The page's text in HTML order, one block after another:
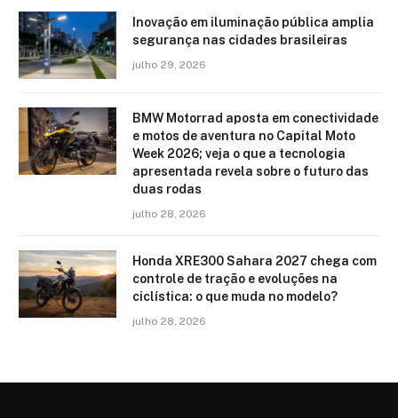
Inovação em iluminação pública amplia
segurança nas cidades brasileiras
julho 29, 2026
BMW Motorrad aposta em conectividade
e motos de aventura no Capital Moto
Week 2026; veja o que a tecnologia
apresentada revela sobre o futuro das
duas rodas
julho 28, 2026
Honda XRE300 Sahara 2027 chega com
controle de tração e evoluções na
ciclística: o que muda no modelo?
julho 28, 2026